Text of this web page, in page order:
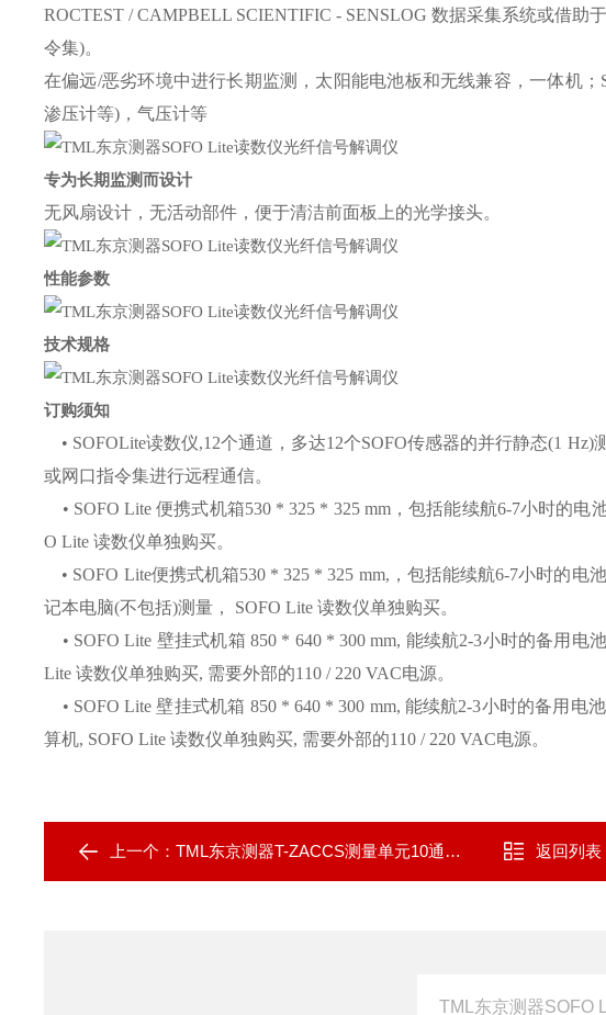
ROCTEST / CAMPBELL SCIENTIFIC - SENSLOG 数据采集系统或借
令集)。
在偏远/恶劣环境中进行长期监测，太阳能电池板和无线兼容，一体机
渗压计等)，气压计等
专为长期监测而设计
无风扇设计，无活动部件，便于清洁前面板上的光学接头。
性能参数
技术规格
订购须知
• SOFOLite读数仪,12个通道，多达12个SOFO传感器的并行静态(1 Hz)
或网口指令集进行远程通信。
• SOFO Lite 便携式机箱530 * 325 * 325 mm，包括能续航6-7小时的
O Lite 读数仪单独购买。
• SOFO Lite便携式机箱530 * 325 * 325 mm,，包括能续航6-7小时的
记本电脑(不包括)测量， SOFO Lite 读数仪单独购买。
• SOFO Lite 壁挂式机箱 850 * 640 * 300 mm, 能续航2-3小时的备用电
Lite 读数仪单独购买, 需要外部的110 / 220 VAC电源。
• SOFO Lite 壁挂式机箱 850 * 640 * 300 mm, 能续航2-3小时的备用电
算机, SOFO Lite 读数仪单独购买, 需要外部的110 / 220 VAC电源。
上一个： TML东京测器T-ZACCS测量单元10通道扩展箱 返回列表